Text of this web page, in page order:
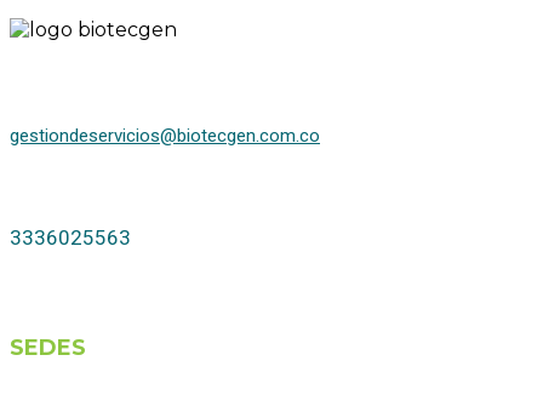
gestiondeservicios@biotecgen.com.co
3336025563
SEDES